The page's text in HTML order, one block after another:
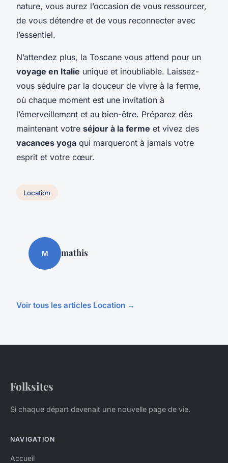
nature, vous aurez l’occasion de vous ressourcer,
de vous détendre et de vous reconnecter avec
l’essentiel.
N’attendez plus, la Toscane vous attend pour un
voyage en Italie unique et inoubliable. Laissez-
vous séduire par la douceur de vivre à la ferme,
où chaque moment est une invitation à
l’émerveillement et au bien-être. Préparez dès
maintenant votre séjour à la ferme et vivez des
vacances yoga qui marqueront à jamais votre
esprit et votre cœur.
Location
M mathis
Voir tous les articles Location →
Folksites
Si chaque départ devenait une nouvelle page de vie.
NAVIGATION
Accueil